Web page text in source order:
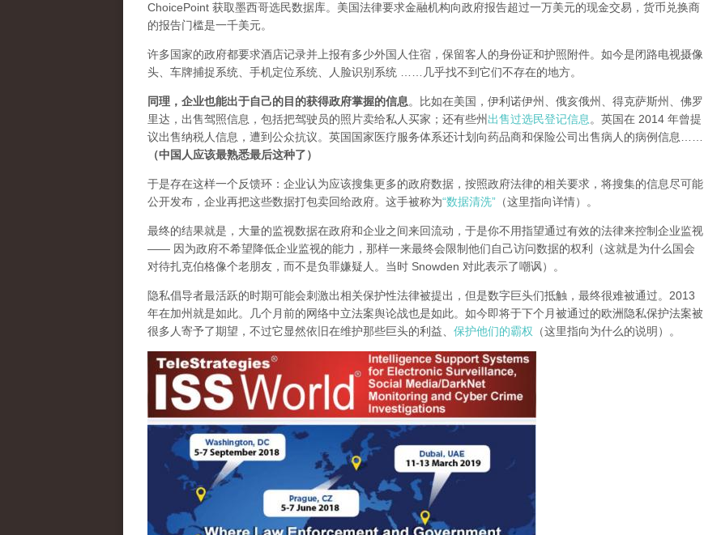
ChoicePoint 获取墨西哥选民数据库。美国法律要求金融机构向政府报告超过一万美元的现金交易，货币兑换商
的报告门槛是一千美元。
许多国家的政府都要求酒店记录并上报有多少外国人住宿，保留客人的身份证和护照附件。如今是闭路电视摄像
头、车牌捕捉系统、手机定位系统、人脸识别系统 ……几乎找不到它们不存在的地方。
同理，企业也能出于自己的目的获得政府掌握的信息。比如在美国，伊利诺伊州、俄亥俄州、得克萨斯州、佛罗
里达，出售驾照信息，包括把驾驶员的照片卖给私人买家；还有些州 出售过选民登记信息 。英国在 2014 年曾提
议出售纳税人信息，遭到公众抗议。英国国家医疗服务体系还计划向药品商和保险公司出售病人的病例信息……
（中国人应该最熟悉最后这种了）
于是存在这样一个反馈环：企业认为应该搜集更多的政府数据，按照政府法律的相关要求，将搜集的信息尽可能
公开发布，企业再把这些数据打包卖回给政府。这手被称为“数据清洗” （这里指向详情）。
最终的结果就是，大量的监视数据在政府和企业之间来回流动，于是你不用指望通过有效的法律来控制企业监视
—— 因为政府不希望降低企业监视的能力，那样一来最终会限制他们自己访问数据的权利（这就是为什么国会
对待扎克伯格像个老朋友，而不是负罪嫌疑人。当时 Snowden 对此表示了嘲讽）。
隐私倡导者最活跃的时期可能会刺激出相关保护性法律被提出，但是数字巨头们抵触，最终很难被通过。2013
年在加州就是如此。几个月前的网络中立法案舆论战也是如此。如今即将于下个月被通过的欧洲隐私保护法案被
很多人寄予了期望，不过它显然依旧在维护那些巨头的利益、 保护他们的霸权 （这里指向为什么的说明）。